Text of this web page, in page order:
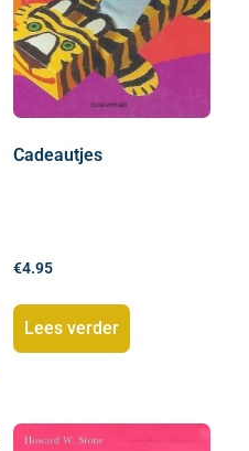
Cadeautjes
€4.95
Lees verder